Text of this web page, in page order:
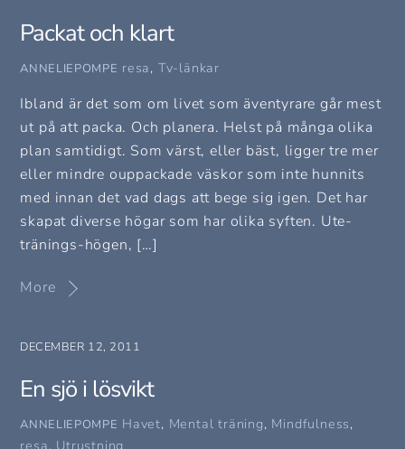
Packat och klart
ANNELIEPOMPE resa, Tv-länkar
Ibland är det som om livet som äventyrare går mest
ut på att packa. Och planera. Helst på många olika
plan samtidigt. Som värst, eller bäst, ligger tre mer
eller mindre ouppackade väskor som inte hunnits
med innan det vad dags att bege sig igen. Det har
skapat diverse högar som har olika syften. Ute-
tränings-högen, […]
More
DECEMBER 12, 2011
En sjö i lösvikt
ANNELIEPOMPE Havet, Mental träning, Mindfulness,